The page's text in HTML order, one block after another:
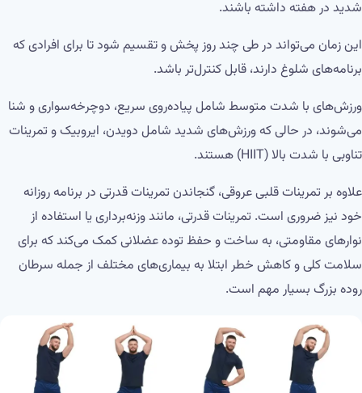
شدید در هفته داشته باشند.
این زمان می‌تواند در طی چند روز پخش و تقسیم شود تا برای افرادی که
برنامه‌های شلوغ دارند، قابل کنترل‌تر باشد.
ورزش‌های با شدت متوسط ​​شامل پیاده‌روی سریع، دوچرخه‌سواری و شنا
می‌شوند، در حالی که ورزش‌های شدید شامل دویدن، ایروبیک و تمرینات
تناوبی با شدت بالا (HIIT) هستند.
علاوه بر تمرینات قلبی عروقی، گنجاندن تمرینات قدرتی در برنامه روزانه
خود نیز ضروری است. تمرینات قدرتی، مانند وزنه‌برداری یا استفاده از
نوارهای مقاومتی، به ساخت و حفظ توده عضلانی کمک می‌کند که برای
سلامت کلی و کاهش خطر ابتلا به بیماری‌های مختلف از جمله سرطان
روده بزرگ بسیار مهم است.